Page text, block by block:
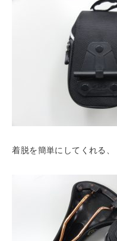
着脱を簡単にしてくれる、